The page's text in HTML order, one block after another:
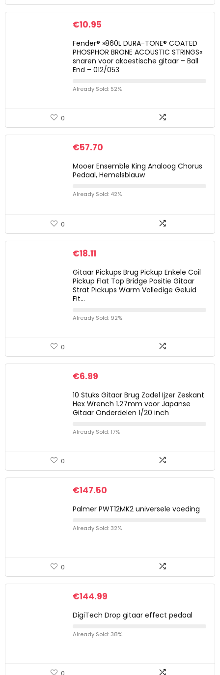
€10.95
Fender® »860L DURA-TONE® COATED
PHOSPHOR BRONE ACOUSTIC STRINGS«
snaren voor akoestische gitaar – Ball
End – 012/053
Already Sold: 52%
0
€57.70
Mooer Ensemble King Analoog Chorus
Pedaal, Hemelsblauw
Already Sold: 42%
0
€18.11
Gitaar Pickups Brug Pickup Enkele Coil
Pickup Flat Top Bridge Positie Gitaar
Strat Pickups Warm Volledige Geluid
Fit…
Already Sold: 92%
0
€6.99
10 Stuks Gitaar Brug Zadel Ijzer Zeskant
Hex Wrench 1.27mm voor Japanse
Gitaar Onderdelen 1/20 inch
Already Sold: 17%
0
€147.50
Palmer PWT12MK2 universele voeding
Already Sold: 32%
0
€144.99
DigiTech Drop gitaar effect pedaal
Already Sold: 38%
0